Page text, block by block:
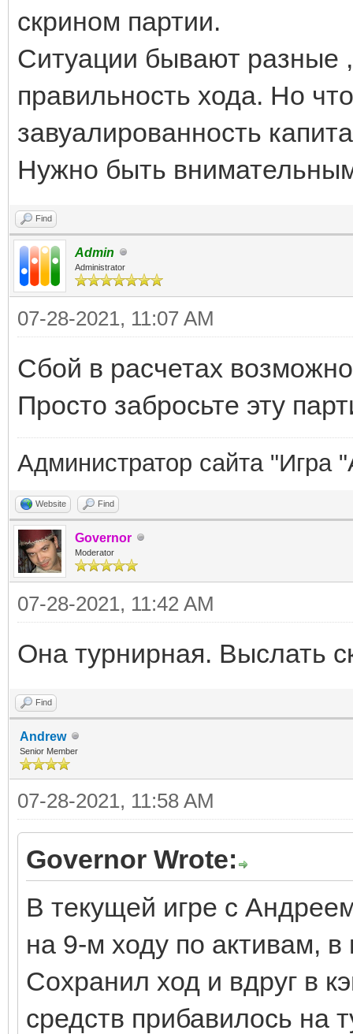
скрином партии.
Ситуации бывают разные
правильность хода. Но
завуалированность
Нужно быть
Find
Admin
Administrator
07-28-2021, 11:07 AM
Сбой в расчетах
Просто забросьте эту
Администратор сайта "Игра
Website Find
Governor
Moderator
07-28-2021, 11:42 AM
Она турнирная. Выслать
Find
Andrew
Senior Member
07-28-2021, 11:58 AM
Governor Wrote:
В текущей игре с
на 9-м ходу по активам,
Сохранил ход и вдруг в
средств прибавилось на